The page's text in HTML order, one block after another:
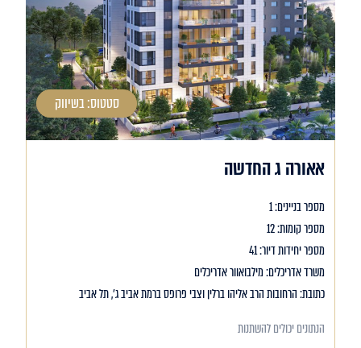
סטטוס: בשיווק
אאורה ג החדשה
מספר בניינים: 1
מספר קומות: 12
מספר יחידות דיור: 41
משרד אדריכלים: מילבואוור אדריכלים
כתובת: הרחובות הרב אליהו ברלין וצבי פרופס ברמת אביב ג’, תל אביב
הנתונים יכולים להשתנות